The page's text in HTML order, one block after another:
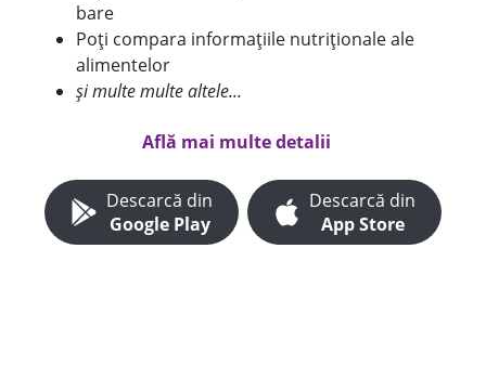
bare
Poți compara informațiile nutriționale ale
alimentelor
și multe multe altele...
Află mai multe detalii
Descarcă din
Google Play
Descarcă din
App Store